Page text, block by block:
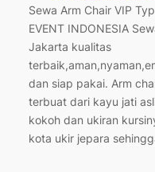
Sewa Arm Chair VIP
EVENT INDONESIA
Jakarta kualitas
dan siap pakai. Arm
terbuat dari kayu jati
kokoh dan ukiran
kota ukir jepara